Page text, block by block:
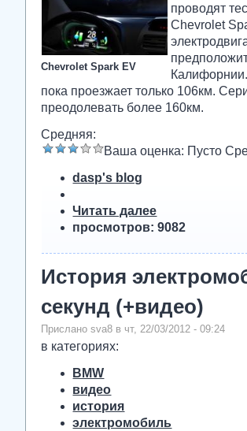
Chevrolet Spark EV
проводят
Chevrolet
пока проезжает только 106км.
преодолевать более 160км.
Средняя:
Ваша оценка: Пусто
dasp's blog
Читать далее
просмотров: 9082
История
секунд (+видео)
Прислано sva8 в чт, 22/03/2012 - 09:24
в категориях:
BMW
видео
история
электромобиль